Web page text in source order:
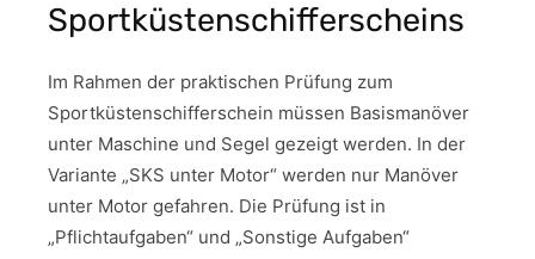
Sportküstenschifferscheins
Im Rahmen der praktischen Prüfung zum
Sportküstenschifferschein müssen Basismanöver
unter Maschine und Segel gezeigt werden. In der
Variante „SKS unter Motor“ werden nur Manöver
unter Motor gefahren. Die Prüfung ist in
„Pflichtaufgaben“ und „Sonstige Aufgaben“